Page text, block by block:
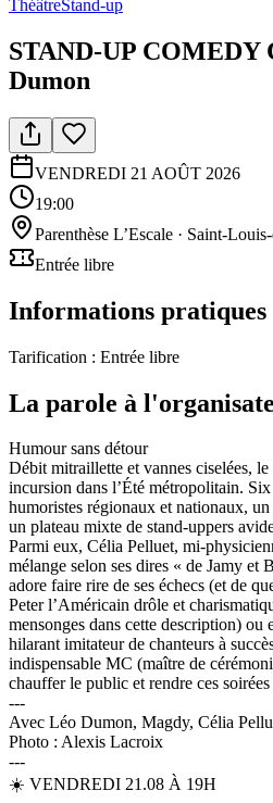
ThéâtreStand-up
STAND-UP COMEDY
Dumon
VENDREDI 21 AOÛT 2026
19:00
Parenthèse L’Escale · Saint-
Entrée libre
Informations pratiques
Tarification : Entrée libre
La parole à
Humour sans détour
Débit mitraillette et vannes ciselées,
incursion dans l’Été métropolitain.
humoristes régionaux et nationaux,
un plateau mixte de stand-uppers
Parmi eux, Célia Pelluet, mi-
mélange selon ses dires « de Jamy
adore faire rire de ses échecs (et de
Peter l’Américain drôle et
mensonges dans cette description) ou
hilarant imitateur de chanteurs à
indispensable MC (maître de
chauffer le public et rendre ces
---
Avec Léo Dumon, Magdy, Célia
Photo : Alexis Lacroix
---
☀️ VENDREDI 21.08 À 19H